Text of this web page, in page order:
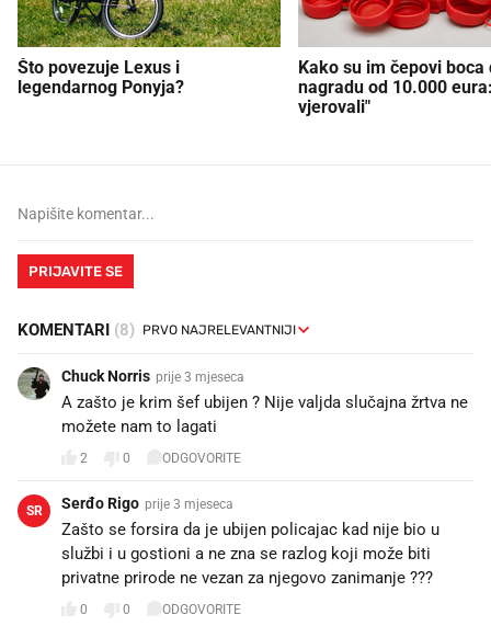
Što povezuje Lexus i
legendarnog Ponyja?
Kako su im čepovi boca
nagradu od 10.000
vjerovali"
PRIJAVITE SE
KOMENTARI (8)
Chuck Norris prije 3 mjeseca
A zašto je krim šef ubijen ? Nije valjda slučajna žrtva ne
možete nam to lagati
2 0 ODGOVORITE
SR Serđo Rigo prije 3 mjeseca
Zašto se forsira da je ubijen policajac kad nije bio u
službi i u gostioni a ne zna se razlog koji može biti
privatne prirode ne vezan za njegovo zanimanje ???
0 0 ODGOVORITE